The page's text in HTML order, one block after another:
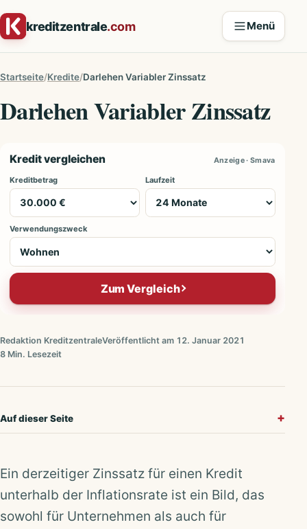
kreditzentrale.com Menü
Startseite Kredite Darlehen Variabler Zinssatz
Darlehen Variabler Zinssatz
Kredit vergleichen Anzeige · Smava
Kreditbetrag Laufzeit
Verwendungszweck
Zum Vergleich
Redaktion KreditzentraleVeröffentlicht am 12. Januar 2021
8 Min. Lesezeit
Auf dieser Seite
Ein derzeitiger Zinssatz für einen Kredit
unterhalb der Inflationsrate ist ein Bild, das
sowohl für Unternehmen als auch für